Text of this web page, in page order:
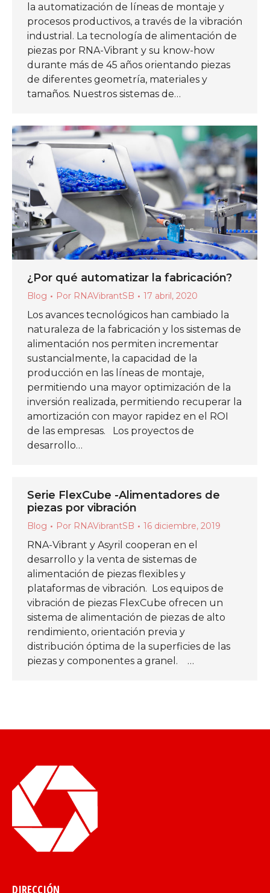
la automatización de líneas de montaje y
procesos productivos, a través de la vibración
industrial. La tecnología de alimentación de
piezas por RNA-Vibrant y su know-how
durante más de 45 años orientando piezas
de diferentes geometría, materiales y
tamaños. Nuestros sistemas de…
¿Por qué automatizar la fabricación?
Blog Por RNAVibrantSB 17 abril, 2020
Los avances tecnológicos han cambiado la
naturaleza de la fabricación y los sistemas de
alimentación nos permiten incrementar
sustancialmente, la capacidad de la
producción en las líneas de montaje,
permitiendo una mayor optimización de la
inversión realizada, permitiendo recuperar la
amortización con mayor rapidez en el ROI
de las empresas. Los proyectos de
desarrollo…
Serie FlexCube -Alimentadores de
piezas por vibración
Blog Por RNAVibrantSB 16 diciembre, 2019
RNA-Vibrant y Asyril cooperan en el
desarrollo y la venta de sistemas de
alimentación de piezas flexibles y
plataformas de vibración. Los equipos de
vibración de piezas FlexCube ofrecen un
sistema de alimentación de piezas de alto
rendimiento, orientación previa y
distribución óptima de la superficies de las
piezas y componentes a granel. …
DIRECCIÓN